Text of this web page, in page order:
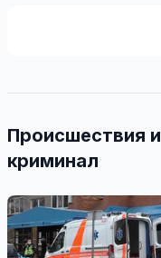
Происшествия и
криминал